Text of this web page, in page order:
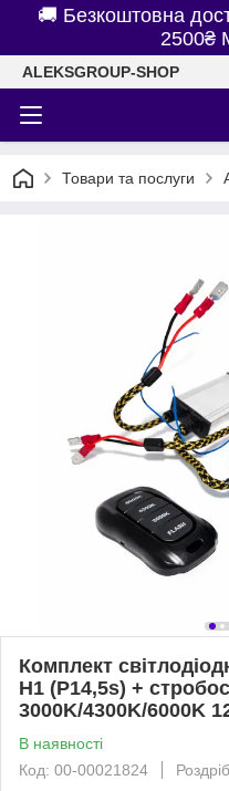
🚚 Безкоштовна
2500₴
ALEKSGROUP-SHOP
Товари та послуги
Комплект
H1 (P14,5s) +
3000K/4300K/6000K
В наявності
Код: 00-00021824
Роздріб